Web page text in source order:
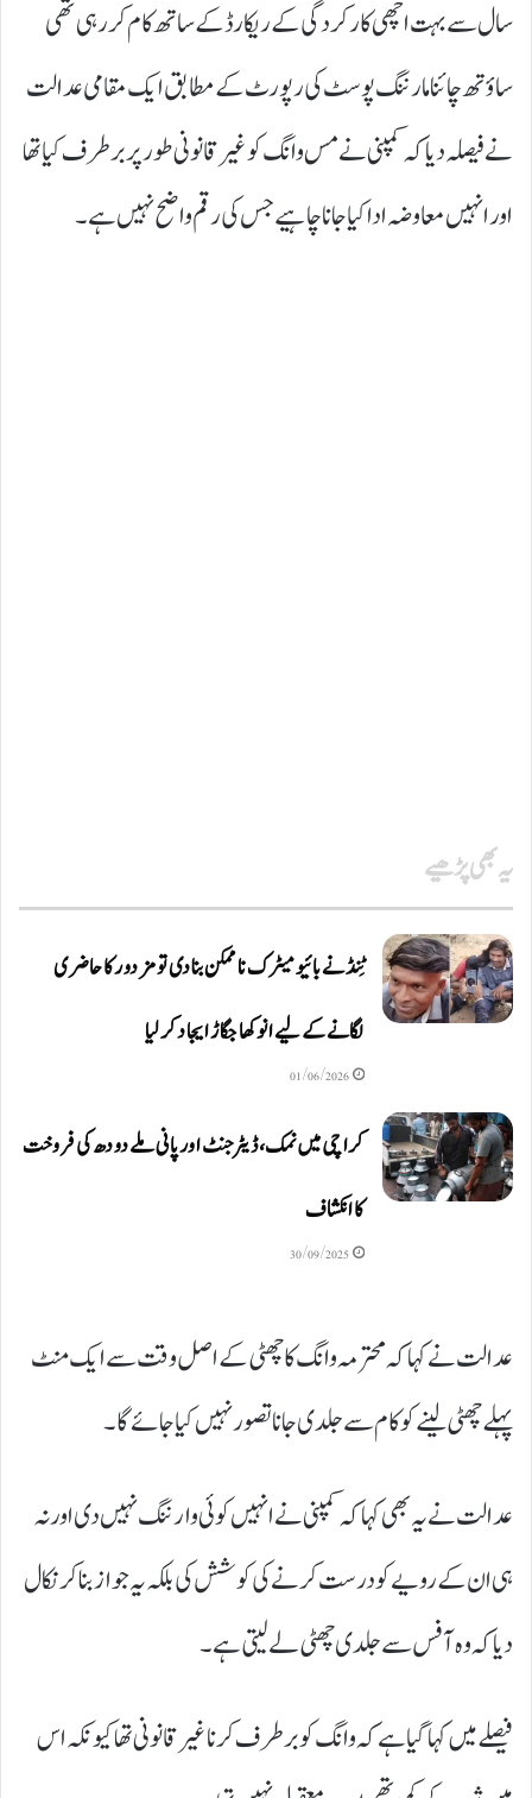
سال سے بہت اچھی کارکردگی کے ریکارڈ کے ساتھ کام کر رہی تھی
ساؤتھ چائنا مارننگ پوسٹ کی رپورٹ کے مطابق ایک مقامی عدالت
نے فیصلہ دیا کہ کمپنی نے مس ​​وانگ کو غیر قانونی طور پر برطرف کیا تھا
اور انہیں معاوضہ ادا کیا جانا چاہیے جس کی رقم واضح نہیں ہے۔
یہ بھی پڑھیے
ٹِنڈ نے بائیومیٹرک ناممکن بنا دی تو مزدور کا حاضری
لگانے کے لیے انوکھا جگاڑ ایجاد کر لیا
01/06/2026
کراچی میں نمک، ڈیٹرجنٹ اور پانی ملے دودھ کی فروخت
کا انکشاف
30/09/2025
عدالت نے کہا کہ محترمہ وانگ کا چھٹی کے اصل وقت سے ایک منٹ
پہلے چھٹی لینے کو کام سے جلدی جانا تصور نہیں کیا جائے گا۔
عدالت نے یہ بھی کہا کہ کمپنی نے انہیں کوئی وارننگ نہیں دی اور نہ
ہی ان کے رویے کو درست کرنے کی کوشش کی بلکہ یہ جواز بناکر نکال
دیا کہ وہ آفس سے جلدی چھٹی لے لیتی ہے۔
فیصلے میں کہا گیا ہے کہ وانگ کو برطرف کرنا غیر قانونی تھا کیونکہ اس